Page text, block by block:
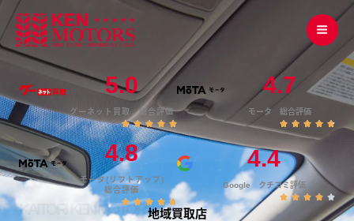
内
容
キ
ッ
プ
5.0
グーネット買取 総合評価
    5
の
ち
評
4.7
モータ 総合評価
    5
7
4.8
モータ(リフトアップ)
総合評価
    5
の
4.4
Google クチコミ評価
    5
の
地域買取店